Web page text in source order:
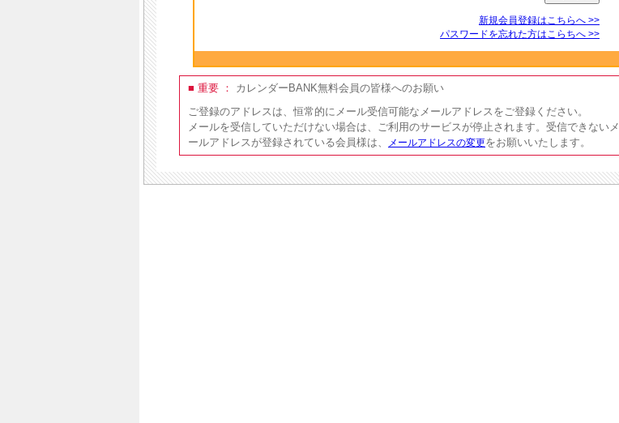
新規会員登録はこちらへ >>
パスワードを忘れた方はこらちへ >>
■ 重要 ：
カレンダーBANK無料会員の皆様へのお願い
ご登録のアドレスは、恒常的にメール受信可能なメールアドレスをご登録ください。
メールを受信していただけない場合は、ご利用のサービスが停止されます。受信できないメ
ールアドレスが登録されている会員様は、
メールアドレスの変更をお願いいたします。